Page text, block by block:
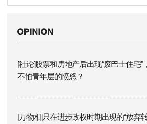
[社论]股票和房地产后出现“废巴士住宅”，
不怕青年层的愤怒？
[万物相]只在进步政权时期出现的“放弃